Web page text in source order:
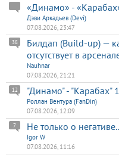
«Динамо» -
Дэви Аркадьев (Devi)
07.08.2026, 23:47
Билдап (Build-up) —
отсутствует в
38
Nauhnar
07.08.2026, 21:21
"Динамо" - "Карабах"
12
Роллан Вентура (FanDin)
07.08.2026, 12:09
Не только о
7
Igor W
07.08.2026, 11:16